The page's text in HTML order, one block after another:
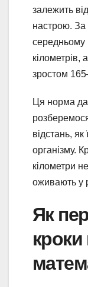
залежить
настрою.
середньому
кілометрів,
зростом
Ця норма
відстань,
організму.
кілометри
оживають у
Як
кроки